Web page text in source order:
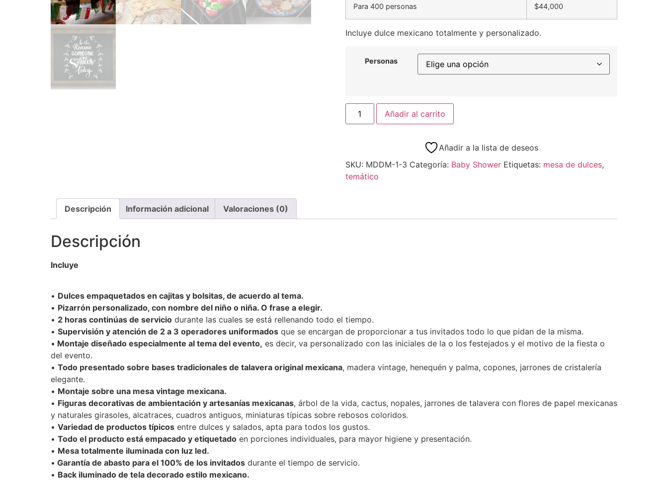
Para 400 personas $44,000
Incluye dulce mexicano totalmente y personalizado.
Personas
Añadir al carrito
Añadir a la lista de deseos
SKU: MDDM-1-3 Categoría: Baby Shower Etiquetas: mesa de dulces,
temático
Descripción Información adicional Valoraciones (0)
Descripción
Incluye
• Dulces empaquetados en cajitas y bolsitas, de acuerdo al tema.
• Pizarrón personalizado, con nombre del niño o niña. O frase a elegir.
• 2 horas continúas de servicio durante las cuales se está rellenando todo el tiempo.
• Supervisión y atención de 2 a 3 operadores uniformados que se encargan de proporcionar a tus invitados todo lo que pidan de la misma.
• Montaje diseñado especialmente al tema del evento, es decir, va personalizado con las iniciales de la o los festejados y el motivo de la fiesta o
del evento.
• Todo presentado sobre bases tradicionales de talavera original mexicana, madera vintage, henequén y palma, copones, jarrones de cristalería
elegante.
• Montaje sobre una mesa vintage mexicana.
• Figuras decorativas de ambientación y artesanías mexicanas, árbol de la vida, cactus, nopales, jarrones de talavera con flores de papel mexicanas
y naturales girasoles, alcatraces, cuadros antiguos, miniaturas típicas sobre rebosos coloridos.
• Variedad de productos típicos entre dulces y salados, apta para todos los gustos.
• Todo el producto está empacado y etiquetado en porciones individuales, para mayor higiene y presentación.
• Mesa totalmente iluminada con luz led.
• Garantía de abasto para el 100% de los invitados durante el tiempo de servicio.
• Back iluminado de tela decorado estilo mexicano.